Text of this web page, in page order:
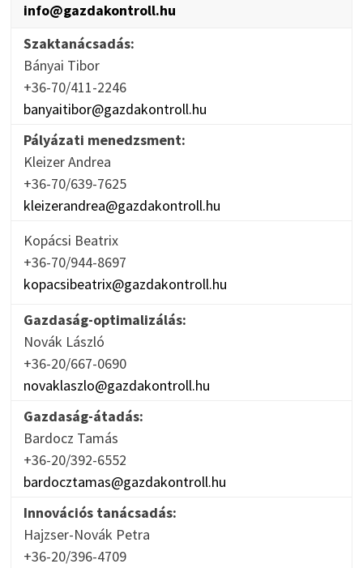
info@gazdakontroll.hu
Szaktanácsadás:
Bányai Tibor
+36-70/411-2246
banyaitibor@gazdakontroll.hu
Pályázati menedzsment:
Kleizer Andrea
+36-70/639-7625
kleizerandrea@gazdakontroll.hu
Kopácsi Beatrix
+36-70/944-8697
kopacsibeatrix@gazdakontroll.hu
Gazdaság-optimalizálás:
Novák László
+36-20/667-0690
novaklaszlo@gazdakontroll.hu
Gazdaság-átadás:
Bardocz Tamás
+36-20/392-6552
bardocztamas@gazdakontroll.hu
Innovációs tanácsadás:
Hajzser-Novák Petra
+36-20/396-4709